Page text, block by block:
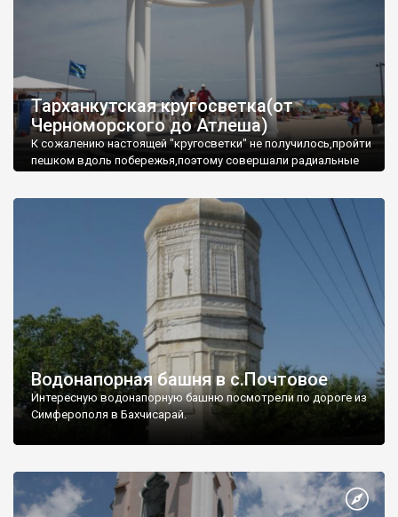
Тарханкутская кругосветка(от
Черноморского до Атлеша)
К сожалению настоящей "кругосветки" не получилось,пройти
пешком вдоль побережья,поэтому совершали радиальные
Водонапорная башня в с.Почтовое
Интересную водонапорную башню посмотрели по дороге из
Симферополя в Бахчисарай.